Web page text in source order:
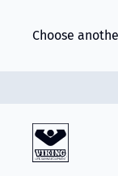
Choose